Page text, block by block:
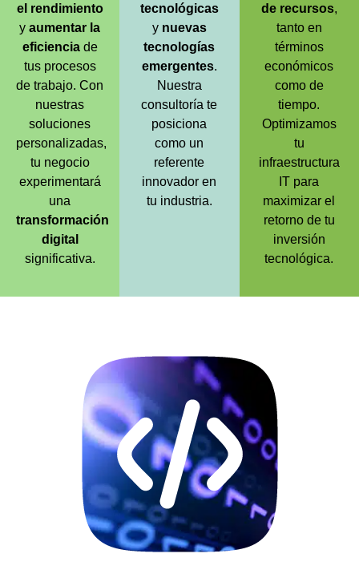
el rendimiento
yaumentar la
eficienciade
tus procesos
de trabajo. Con
nuestras
soluciones
personalizadas,
tu negocio
experimentará
una
transformación
digital
significativa.
tecnológicas
y nuevas
tecnologías
emergentes.
Nuestra
consultoría te
posiciona
como un
referente
innovador en
tu industria.
de recursos,
tanto en
términos
económicos
como de
tiempo.
Optimizamos
tu
infraestructura
IT para
maximizar el
retorno de tu
inversión
tecnológica.